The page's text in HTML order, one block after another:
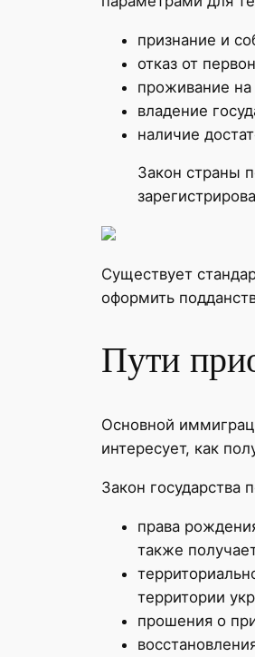
признание и
отказ от
проживание на
владение
наличие
Закон страны
Существует
оформить
Пути
Основной
интересует, как
Закон государства
права
также
территории
прошения о